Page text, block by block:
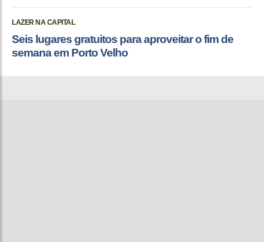
LAZER NA CAPITAL
Seis lugares gratuitos para aproveitar o fim de
semana em Porto Velho